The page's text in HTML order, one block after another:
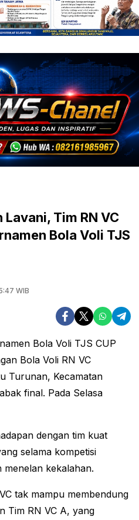
Tim RN VC
Bola Voli TJS
WIB
Bola Voli TJS CUP
Bola Voli RN VC
Turunan, Kecamatan
final. Pada Selasa
dengan tim kuat
selama kompetisi
kekalahan.
tak mampu membendung
Tim RN VC A, yang